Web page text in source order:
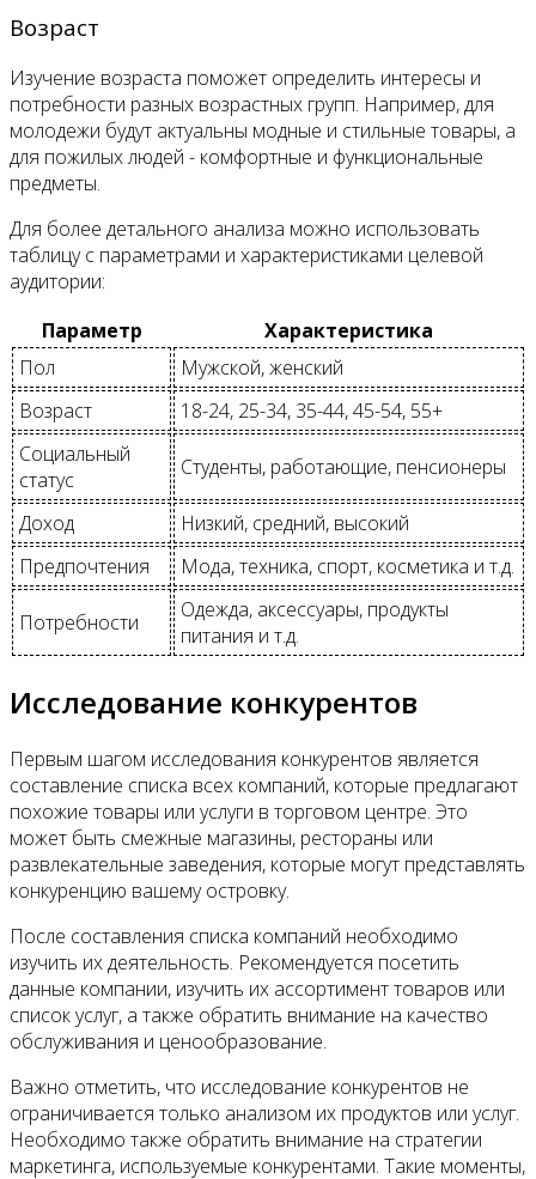
Возраст
Изучение возраста поможет определить интересы и
потребности разных возрастных групп. Например, для
молодежи будут актуальны модные и стильные товары, а
для пожилых людей - комфортные и функциональные
предметы.
Для более детального анализа можно использовать
таблицу с параметрами и характеристиками целевой
аудитории:
Параметр
Характеристика
Пол
Мужской, женский
Возраст
18-24, 25-34, 35-44, 45-54, 55+
Социальный
статус
Студенты, работающие, пенсионеры
Доход
Низкий, средний, высокий
Предпочтения
Мода, техника, спорт, косметика и т.д.
Потребности
Одежда, аксессуары, продукты
питания и т.д.
Исследование конкурентов
Первым шагом исследования конкурентов является
составление списка всех компаний, которые предлагают
похожие товары или услуги в торговом центре. Это
может быть смежные магазины, рестораны или
развлекательные заведения, которые могут представлять
конкуренцию вашему островку.
После составления списка компаний необходимо
изучить их деятельность. Рекомендуется посетить
данные компании, изучить их ассортимент товаров или
список услуг, а также обратить внимание на качество
обслуживания и ценообразование.
Важно отметить, что исследование конкурентов не
ограничивается только анализом их продуктов или услуг.
Необходимо также обратить внимание на стратегии
маркетинга, используемые конкурентами. Такие моменты,